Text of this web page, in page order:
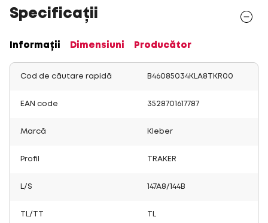
Specificații
Informații Dimensiuni Producător
Cod de căutare rapidă B46085034KLA8TKR00
EAN code 3528701617787
Marcă Kleber
Profil TRAKER
L/S 147A8/144B
TL/TT